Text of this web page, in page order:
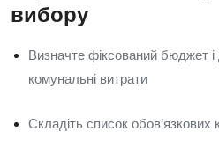
вибору
Визначте фіксований бюджет і
комунальні витрати
Складіть список обов’язкових